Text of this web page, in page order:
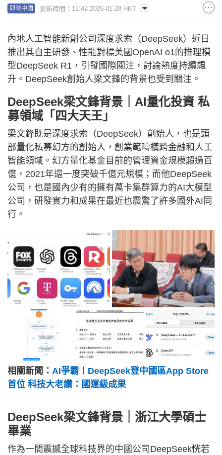
即時中國 更新時間：11:42 2025-01-28 HKT
內地人工智能新創公司深度求索（DeepSeek）近日
推出其自主研發、性能對標美國OpenAI o1的推理模
型DeepSeek R1，引發國際關注，討論熱度持續飆
升。DeepSeek創始人梁文鋒的背景也受到關注。
DeepSeek梁文鋒背景｜AI量化投資 私
募領域「四大天王」
梁文鋒既是深度求索（DeepSeek）創始人，也是頭
部量化私募幻方的創始人，創業範疇橫跨金融和人工
智能領域。幻方量化基金目前的管理資金規模超過百
億，2021年還一度突破千億元規模；而他DeepSeek
公司，也是國內少有的擁有萬卡集群算力的AI大模型
公司，研發實力和成果在最近也震驚了許多國外AI同
行。
相關新聞： AI爭霸︱DeepSeek登中國區App Store
首位 科技大老讚：國運級成果
DeepSeek梁文鋒背景｜浙江大學碩士
畢業
作為一間震撼全球科技界的中國公司DeepSeek恍若